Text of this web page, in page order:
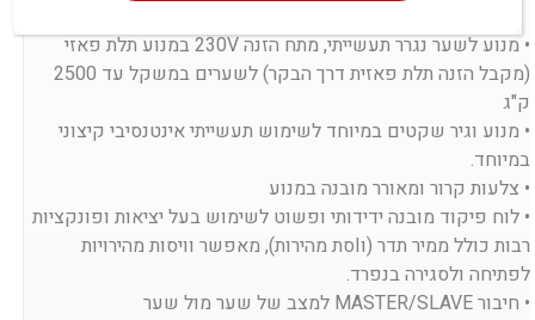
• מנוע לשער נגרר תעשייתי, מתח הזנה 230V במנוע תלת פאזי
(מקבל הזנה תלת פאזית דרך הבקר) לשערים במשקל עד 2500
ק"ג
• מנוע וגיר שקטים במיוחד לשימוש תעשייתי אינטנסיבי קיצוני
במיוחד.
• צלעות קרור ומאורר מובנה במנוע
• לוח פיקוד מובנה ידידותי ופשוט לשימוש בעל יציאות ופונקציות
רבות כולל ממיר תדר (וIסת מהירות), מאפשר וויסות מהירויות
לפתיחה ולסגירה בנפרד.
• חיבור MASTER/SLAVE למצב של שער מול שער